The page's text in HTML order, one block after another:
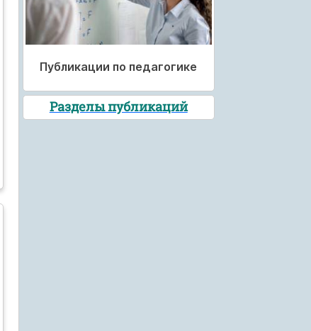
Публикации по педагогике
Разделы публикаций